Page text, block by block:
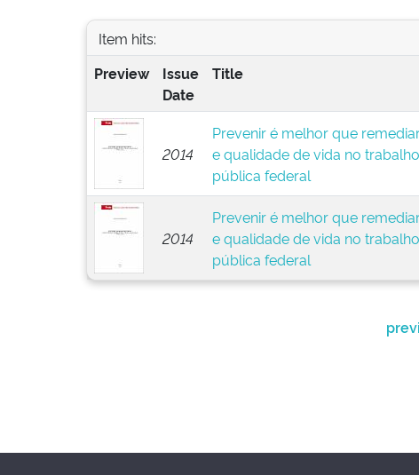
Item hits:
Preview
Issue
Date
Title
2014
Prevenir é melhor que
e qualidade de vida no
pública federal
2014
Prevenir é melhor que
e qualidade de vida no
pública federal